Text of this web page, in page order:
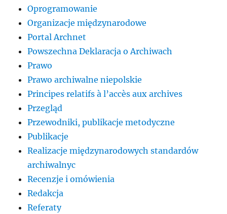
Oprogramowanie
Organizacje międzynarodowe
Portal Archnet
Powszechna Deklaracja o Archiwach
Prawo
Prawo archiwalne niepolskie
Principes relatifs à l’accès aux archives
Przegląd
Przewodniki, publikacje metodyczne
Publikacje
Realizacje międzynarodowych standardów
archiwalnyc
Recenzje i omówienia
Redakcja
Referaty